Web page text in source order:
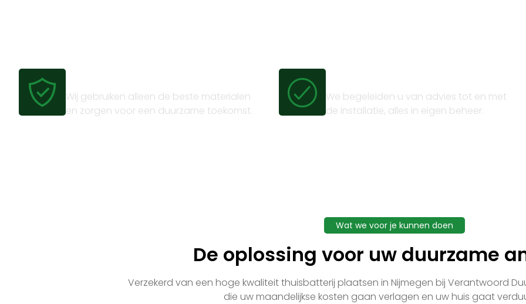
Wij gebruiken alleen de beste materialen
en zorgen voor een duurzame toekomst.
We begeleiden u van advies tot en met
de installatie, alles in eigen beheer.
Wat we voor je kunnen doen
De oplossing voor uw duurzame
Verzekerd van een hoge kwaliteit thuisbatterij plaatsen in Nijmegen bij Verantwoord
die uw maandelijkse kosten gaan verlagen en uw huis gaat